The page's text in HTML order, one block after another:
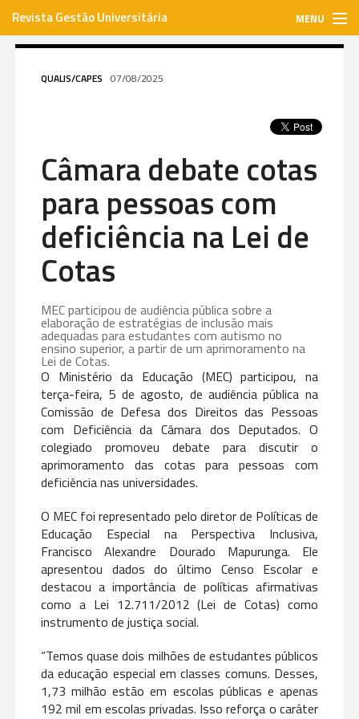
Revista Gestão Universitária MENU
Envie seu artigo
Assinar
Contato
QUALIS/CAPES 07/08/2025
Câmara debate cotas
para pessoas com
deficiência na Lei de
Cotas
MEC participou de audiência pública sobre a
elaboração de estratégias de inclusão mais
adequadas para estudantes com autismo no
ensino superior, a partir de um aprimoramento na
Lei de Cotas.
O Ministério da Educação (MEC) participou, na
terça-feira, 5 de agosto, de audiência pública na
Comissão de Defesa dos Direitos das Pessoas
com Deficiência da Câmara dos Deputados. O
colegiado promoveu debate para discutir o
aprimoramento das cotas para pessoas com
deficiência nas universidades.
O MEC foi representado pelo diretor de Políticas de
Educação Especial na Perspectiva Inclusiva,
Francisco Alexandre Dourado Mapurunga. Ele
apresentou dados do último Censo Escolar e
destacou a importância de políticas afirmativas
como a Lei 12.711/2012 (Lei de Cotas) como
instrumento de justiça social.
“Temos quase dois milhões de estudantes públicos
da educação especial em classes comuns. Desses,
1,73 milhão estão em escolas públicas e apenas
192 mil em escolas privadas. Isso reforça o caráter